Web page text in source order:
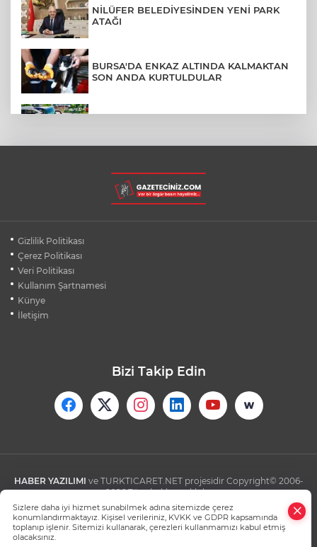
NİLÜFER BELEDİYESİNDEN YENİ PARK
ATAĞI
BURSA'DA ENKAZ ALTINDA KALMAKTAN
SON ANDA KURTULDULAR
BURSA'DA DEPO YANGINI BİNAYA
SIÇRAMADAN SÖNDÜRÜLDÜ
SİLİVRİ'DE YANGIN: MAHSUR KALANLAR
Gizlilik Politikası
Çerez Politikası
Veri Politikası
Kullanım Şartnamesi
Künye
İletişim
Bizi Takip Edin
HABER YAZILIMI ve TURKTICARET.NET projesidir Copyright© 2006-
2026 Tüm hakları saklıdır.
Sizlere daha iyi hizmet sunabilmek adına sitemizde çerez
konumlandırmaktayız. Kişisel verileriniz, KVKK ve GDPR kapsamında
toplanıp işlenir. Sitemizi kullanarak, çerezleri kullanmamızı kabul etmiş
olacaksınız.